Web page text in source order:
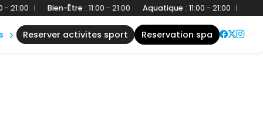
| Bien-Être:11:00 - 21:00 Aquatique:11:00 - 21:00 | Bien-
reserver activites sport reservation spa